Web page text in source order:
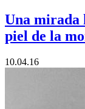
Una mirada
piel de la
10.04.16